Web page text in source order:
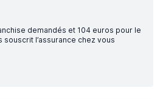
demandés et 104 euros pour le
souscrit l’assurance chez vous